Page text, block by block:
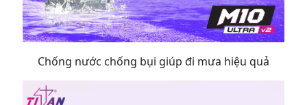
Chống nước chống bụi giúp đi mưa hiệu quả